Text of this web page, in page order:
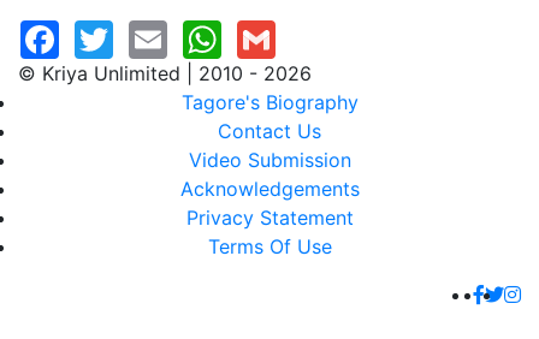
© Kriya Unlimited | 2010 - 2026
Tagore's Biography
Contact Us
Video Submission
Acknowledgements
Privacy Statement
Terms Of Use